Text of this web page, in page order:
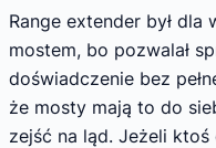
Range extender był
mostem, bo pozwalał
doświadczenie bez
że mosty mają to do
zejść na ląd. Jeżeli